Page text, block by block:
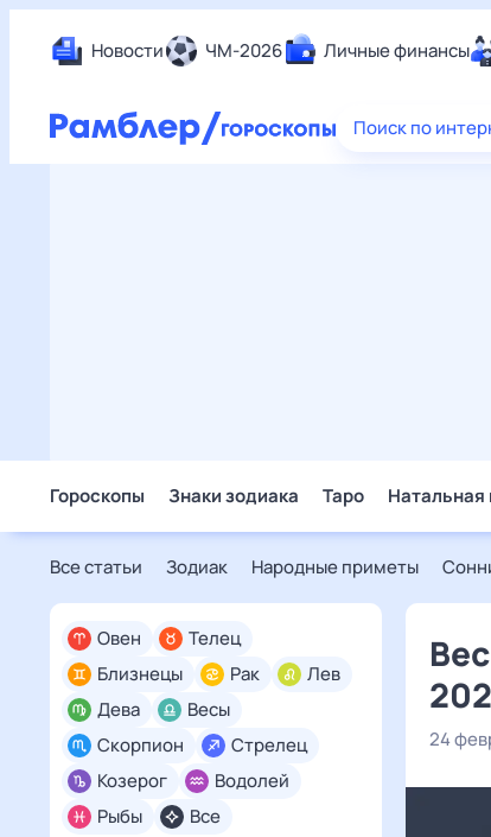
Новости ЧМ-2026 Личные финансы
Поиск по
Гороскопы Знаки зодиака Таро Натальная
Все статьи Зодиак Народные приметы
Все
Овен
Телец
Близнецы
Рак
Лев
Дева
Весы
Скорпион
Стрелец
Козерог
Водолей
Рыбы
24